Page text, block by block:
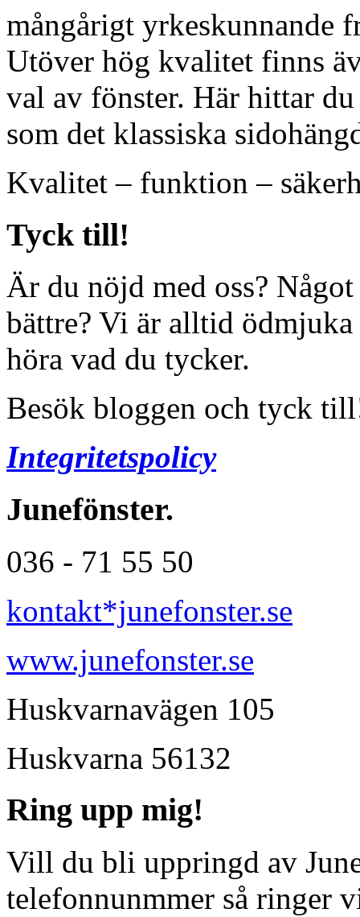
mångårigt yrkeskunnande
Utöver hög kvalitet finns
val av fönster. Här hittar
som det klassiska
Kvalitet – funktion –
Tyck till!
Är du nöjd med oss?
bättre? Vi är alltid
höra vad du tycker.
Besök bloggen och tyck
Integritetspolicy
Junefönster.
036 - 71 55 50
kontakt*junefonster.se
www.junefonster.se
Huskvarnavägen 105
Huskvarna 56132
Ring upp mig!
Vill du bli uppringd av
telefonnunmmer så ringer